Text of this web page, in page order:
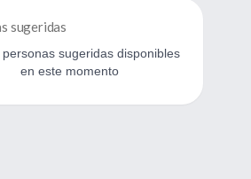
sugeridas
personas sugeridas disponibles
en este momento